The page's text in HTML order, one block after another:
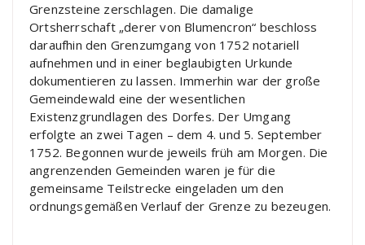
Grenzsteine zerschlagen. Die damalige
Ortsherrschaft „derer von Blumencron“ beschloss
daraufhin den Grenzumgang von 1752 notariell
aufnehmen und in einer beglaubigten Urkunde
dokumentieren zu lassen. Immerhin war der große
Gemeindewald eine der wesentlichen
Existenzgrundlagen des Dorfes. Der Umgang
erfolgte an zwei Tagen – dem 4. und 5. September
1752. Begonnen wurde jeweils früh am Morgen. Die
angrenzenden Gemeinden waren je für die
gemeinsame Teilstrecke eingeladen um den
ordnungsgemäßen Verlauf der Grenze zu bezeugen.